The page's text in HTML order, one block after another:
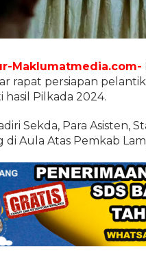
Maklumatmedia.com-
rapat persiapan
Pilkada 2024.
Sekda, Para Asisten,
Aula Atas Pemkab